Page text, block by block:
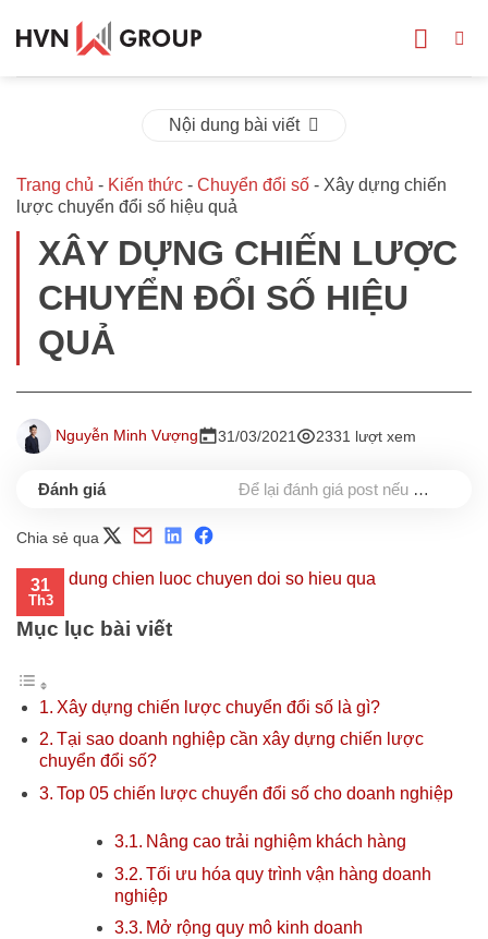
qua
nội
dung
Nội dung bài viết
Trang chủ - Kiến thức - Chuyển đổi số - Xây dựng chiến
lược chuyển đổi số hiệu quả
XÂY DỰNG CHIẾN LƯỢC
CHUYỂN ĐỔI SỐ HIỆU
QUẢ
Nguyễn Minh Vượng 31/03/2021 2331 lượt xem
Để lại đánh giá post nếu bạn thấy hữu ích nhé
Chia sẻ qua
31
Th3
Mục lục bài viết
Xây dựng chiến lược chuyển đổi số là gì?
Tại sao doanh nghiệp cần xây dựng chiến lược
chuyển đổi số?
Top 05 chiến lược chuyển đổi số cho doanh nghiệp
Nâng cao trải nghiệm khách hàng
Tối ưu hóa quy trình vận hàng doanh
nghiệp
Mở rộng quy mô kinh doanh